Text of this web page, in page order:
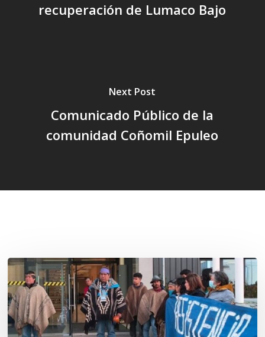
recuperación de Lumaco Bajo
Next Post
Comunicado Público de la
comunidad Coñomil Epuleo
Osorno:
Lof
Winkul
Kusra